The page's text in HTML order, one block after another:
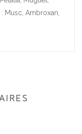
Musc, Ambroxan,